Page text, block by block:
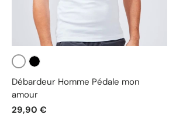
Blanc
Débardeur Homme Pédale mon
amour
29,90 €